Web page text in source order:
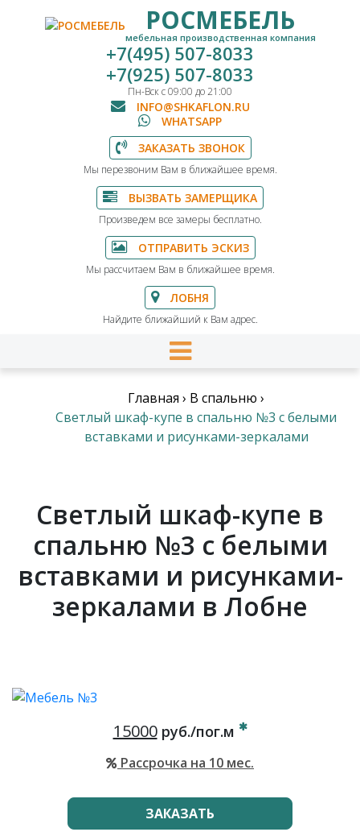
РОСМЕБЕЛЬ
мебельная производственная компания
+7(495) 507-8033
+7(925) 507-8033
Пн-Вск с 09:00 до 21:00
INFO@SHKAFLON.RU
WHATSAPP
ЗАКАЗАТЬ ЗВОНОК
Мы перезвоним Вам в ближайшее время.
ВЫЗВАТЬ ЗАМЕРЩИКА
Произведем все замеры бесплатно.
ОТПРАВИТЬ ЭСКИЗ
Мы рассчитаем Вам в ближайшее время.
ЛОБНЯ
Найдите ближайший к Вам адрес.
Главная › В спальню ›
Светлый шкаф-купе в спальню №3 с белыми
вставками и рисунками-зеркалами
Светлый шкаф-купе в
спальню №3 с белыми
вставками и рисунками-
зеркалами в Лобне
15000руб./пог.м
Рассрочка на 10 мес.
ЗАКАЗАТЬ